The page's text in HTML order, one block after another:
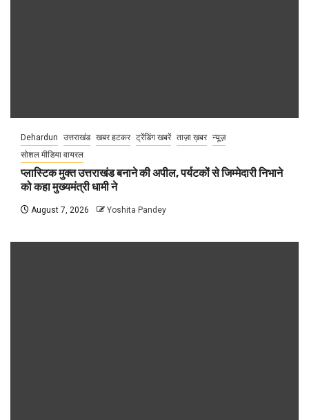
Dehardun उत्तराखंड खबर हटकर ट्रेंडिंग खबरें ताज़ा ख़बर न्यूज़
सोशल मीडिया वायरल
प्लास्टिक मुक्त उत्तराखंड बनाने की अपील, पर्यटकों से जिम्मेदारी निभाने
को कहा मुख्यमंत्री धामी ने
August 7, 2026 Yoshita Pandey